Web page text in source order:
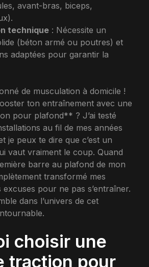
avant-bras, biceps,
technique : Nécessite un
(béton armé ou poutres) et
adaptées pour garantir la
de musculation à domicile !
ton entraînement avec une
pour plafond** ? J’ai testé
au fil de mes années
je peux te dire que c’est un
vaut vraiment le coup. Quand
barre au plafond de mon
transformé mes
excuses pour ne pas s’entraîner.
dans l’univers de cet
choisir une
traction pour